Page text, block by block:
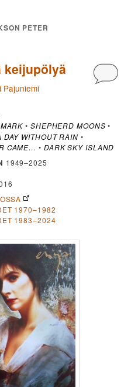
PETER
keijupölyä
Pajuniemi
• SHEPHERD MOONS •
DAY WITHOUT RAIN •
CAME… • DARK SKY ISLAND
1949–2025
1970–1982
1983–2024